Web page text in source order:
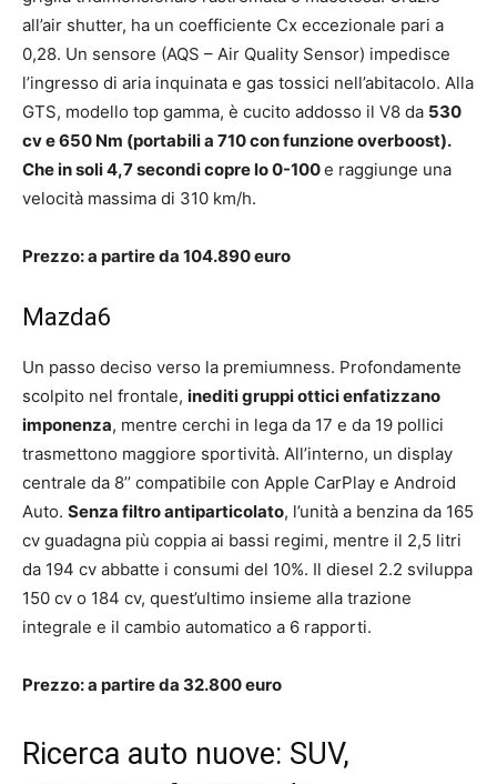
all’air shutter, ha un coefficiente Cx eccezionale pari a
0,28. Un sensore (AQS – Air Quality Sensor) impedisce
l’ingresso di aria inquinata e gas tossici nell’abitacolo. Alla
GTS, modello top gamma, è cucito addosso il V8 da 530
cv e 650 Nm (portabili a 710 con funzione overboost).
Che in soli 4,7 secondi copre lo 0-100e raggiunge una
velocità massima di 310 km/h.
Prezzo: a partire da 104.890 euro
Mazda6
Un passo deciso verso la premiumness. Profondamente
scolpito nel frontale, inediti gruppi ottici enfatizzano
imponenza, mentre cerchi in lega da 17 e da 19 pollici
trasmettono maggiore sportività. All’interno, un display
centrale da 8’’ compatibile con Apple CarPlay e Android
Auto. Senza filtro antiparticolato, l’unità a benzina da 165
cv guadagna più coppia ai bassi regimi, mentre il 2,5 litri
da 194 cv abbatte i consumi del 10%. Il diesel 2.2 sviluppa
150 cv o 184 cv, quest’ultimo insieme alla trazione
integrale e il cambio automatico a 6 rapporti.
Prezzo: a partire da 32.800 euro
Ricerca auto nuove: SUV,